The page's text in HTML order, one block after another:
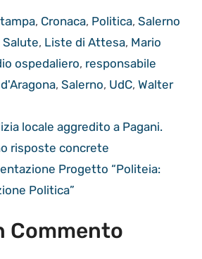
, Cronaca, Politica,Salerno
, Liste di Attesa, Mario
ospedaliero, responsabile
, Salerno, UdC, Walter
locale aggredito a Pagani.
risposte concrete
Progetto “Politeia:
Politica”
Commento